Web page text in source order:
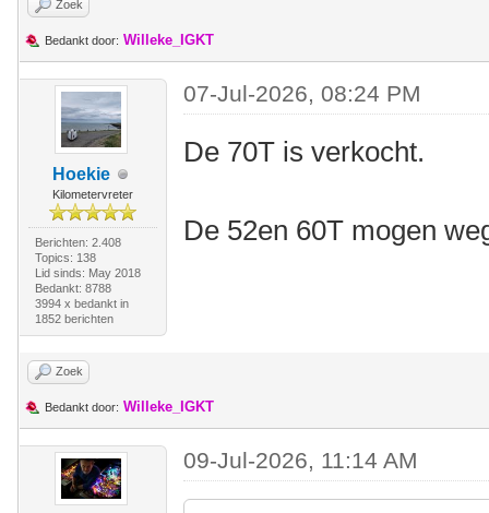
Zoek
Bedankt door: Willeke_IGKT
Hoekie
Kilometervreter
Berichten: 2.408
Topics: 138
Lid sinds: May 2018
Bedankt: 8788
3994 x bedankt in
1852 berichten
07-Jul-2026, 08:24 PM
De 70T is verkocht.
De 52en 60T mogen
Zoek
Bedankt door: Willeke_IGKT
09-Jul-2026, 11:14 AM